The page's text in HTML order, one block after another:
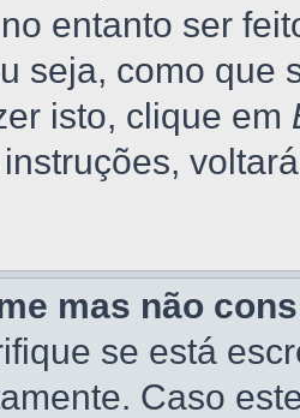
entanto ser
seja, como que
isto, clique em
mas não
se está
Caso